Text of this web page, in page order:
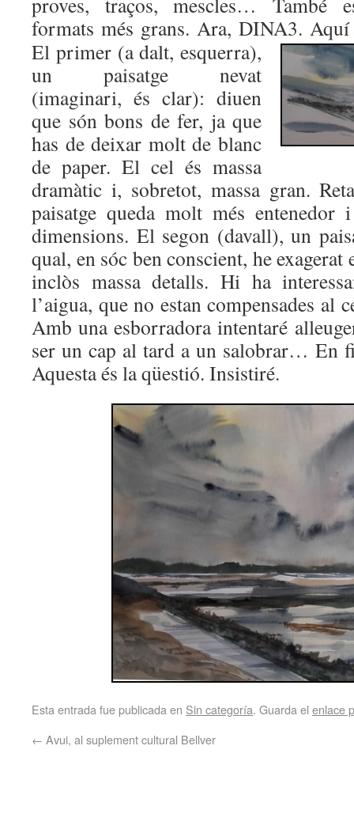
formats més grans. Ara, DINA3.
El primer (a dalt, esquerra),
un paisatge nevat
(imaginari, és clar): diuen
que són bons de fer, ja que
has de deixar molt de blanc
de paper. El cel és massa
dramàtic i, sobretot, massa gran.
paisatge queda molt més entenedor
dimensions. El segon (davall), un
qual, en sóc ben conscient, he
inclòs massa detalls. Hi ha
l’aigua, que no estan compensades al
Amb una esborradora intentaré
ser un cap al tard a un salobrar… En
Aquesta és la qüestió. Insistiré.
Esta entrada fue publicada en Sin categoría. Guarda el enlace
← Avui, al suplement cultural Bellver